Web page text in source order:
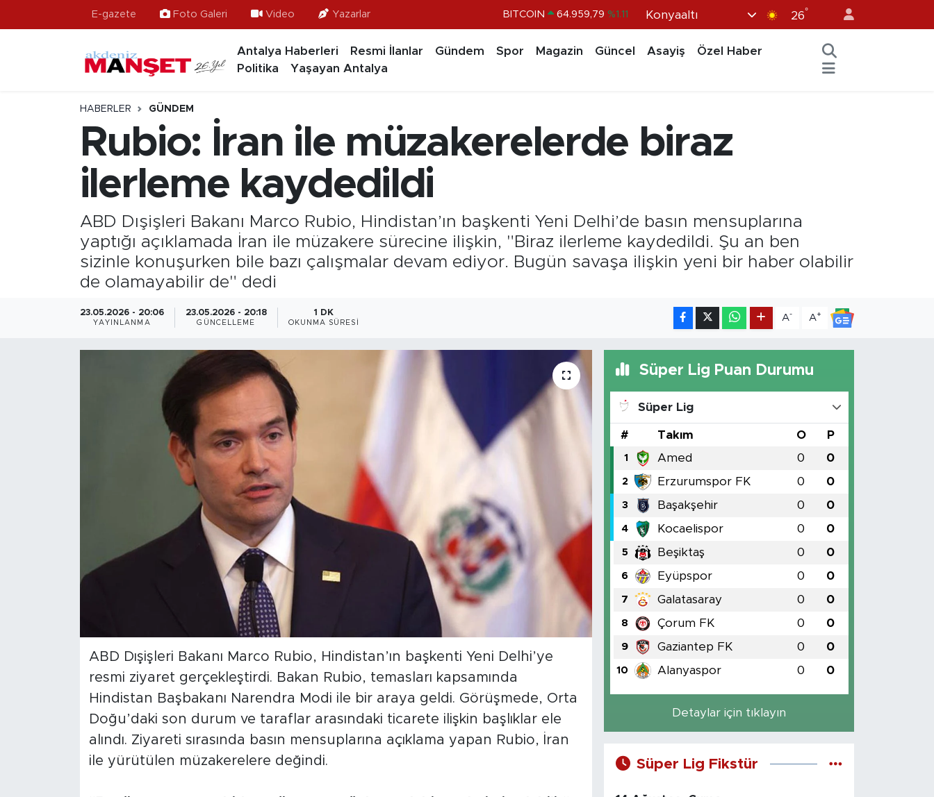
E-gazete Foto Galeri Video Yazarlar DOLAR 47,7436 %0.18
BITCOIN 64.959,79 %1.11
Konyaaltı 26°
Antalya Haberleri Resmi İlanlar Gündem Spor Magazin Güncel Asayiş
Özel Haber
Politika
Yaşayan Antalya
HABERLER GÜNDEM
Rubio: İran ile müzakerelerde biraz
ilerleme kaydedildi
ABD Dışişleri Bakanı Marco Rubio, Hindistan’ın başkenti Yeni Delhi’de basın mensuplarına
yaptığı açıklamada İran ile müzakere sürecine ilişkin, "Biraz ilerleme kaydedildi. Şu an ben
sizinle konuşurken bile bazı çalışmalar devam ediyor. Bugün savaşa ilişkin yeni bir haber olabilir
de olamayabilir de" dedi
23.05.2026 - 20:06
YAYINLANMA
23.05.2026 - 20:18
GÜNCELLEME
1 DK
OKUNMA SÜRESI
A- A+
ABD Dışişleri Bakanı Marco Rubio, Hindistan’ın başkenti Yeni Delhi’ye
resmi ziyaret gerçekleştirdi. Bakan Rubio, temasları kapsamında
Hindistan Başbakanı Narendra Modi ile bir araya geldi. Görüşmede, Orta
Doğu’daki son durum ve taraflar arasındaki ticarete ilişkin başlıklar ele
alındı. Ziyareti sırasında basın mensuplarına açıklama yapan Rubio, İran
ile yürütülen müzakerelere değindi.
Süper Lig Puan Durumu
Süper Lig
# Takım O P
1 Amed 0 0
2 Erzurumspor FK 0 0
3 Başakşehir 0 0
4 Kocaelispor 0 0
5 Beşiktaş 0 0
6 Eyüpspor 0 0
7 Galatasaray 0 0
8 Çorum FK 0 0
9 Gaziantep FK 0 0
10 Alanyaspor 0 0
Detaylar için tıklayın
Süper Lig Fikstür
Ekonomi
Gündem
Antalya Nöbetçi Eczaneler
Antalya Namaz Vakitleri
Antalya Trafik Yoğunluk Haritası
Süper Lig Puan Durumu ve Fikstür
Tüm Manşetler
Son Dakika Haberleri